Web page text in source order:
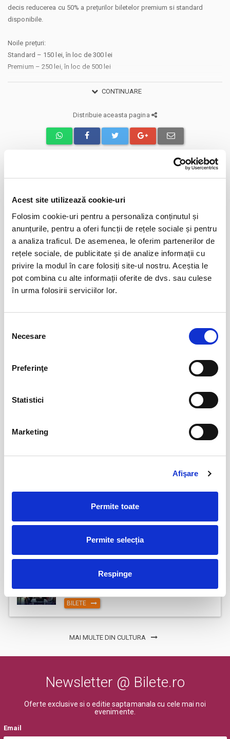
Acest site utilizează cookie-uri
Folosim cookie-uri pentru a personaliza conținutul și
anunțurile, pentru a oferi funcții de rețele sociale și pentru
a analiza traficul. De asemenea, le oferim partenerilor de
rețele sociale, de publicitate și de analize informații cu
privire la modul în care folosiți site-ul nostru. Aceștia le
pot combina cu alte informații oferite de dvs. sau culese
în urma folosirii serviciilor lor.
consimțământului
Necesare
Preferinţe
Statistici
Marketing
Afişare
Permite toate
Permite selecția
Respinge
decis reducerea cu 50% a prețurilor biletelor premium si standard
disponibile.
Noile prețuri:
Standard – 150 lei, în loc de 300 lei
Premium – 250 lei, în loc de 500 lei
Nu rata ocazia de a participa la unul dintre cele mai importante
Va aducem la cunostinta ca pe langa preturile biletelor sau
abonamentelor afisate, pot exista si costuri aditionale ce trebuie
suportate de dvs., respectiv: taxe de intermediere, procesare, emitere
bilet, comisioane, cost de livrare (in cazul in care veti solicita livrarea
prin curier a biletului/abonamentului); cost Asigurare En Garde (in cazul
in care veti opta pentru incheierea unei asigurari de bilete), costuri
Prin cumpararea unui bilet sau abonament de pe site-ul nostru Bilete.ro,
cumparatorul se obliga sa respecte Regulile de participare si acces la
eveniment, precum siTermenii si Conditiile site-ului Bilete.ro
Taxa administrare - 2%
Taxa procesare - 2 lei
Un bilet este valabil pentru o singura persoana. Toti participantii la
eveniment, adulti si copii, trebuie sa cumpere bilet sau abonament,
in limita de varsta).
de desfasurare a evenimentului inscriptionate pe bilet, pentru a evita
aglomerarea pe caile de acces sau deranjarea celorlalti spectatori
CONTINUARE
Distribuie aceasta pagina
PENTRU PIAN II
Arad
BILETE
aug
Șoricelul neascultător
Bucuresti
BILETE
23
sept
BILETE
17
sept
Cluj-Napoca
Cluj-Napoca
BILETE
MAI MULTE DIN CULTURA
Newsletter @ Bilete.ro
Oferte exclusive si o editie saptamanala cu cele mai noi
evenimente.
Email